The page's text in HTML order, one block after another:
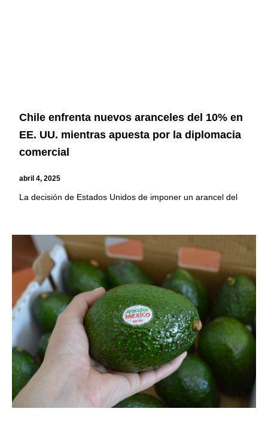
Chile enfrenta nuevos aranceles del 10% en
EE. UU. mientras apuesta por la diplomacia
comercial
abril 4, 2025
La decisión de Estados Unidos de imponer un arancel del